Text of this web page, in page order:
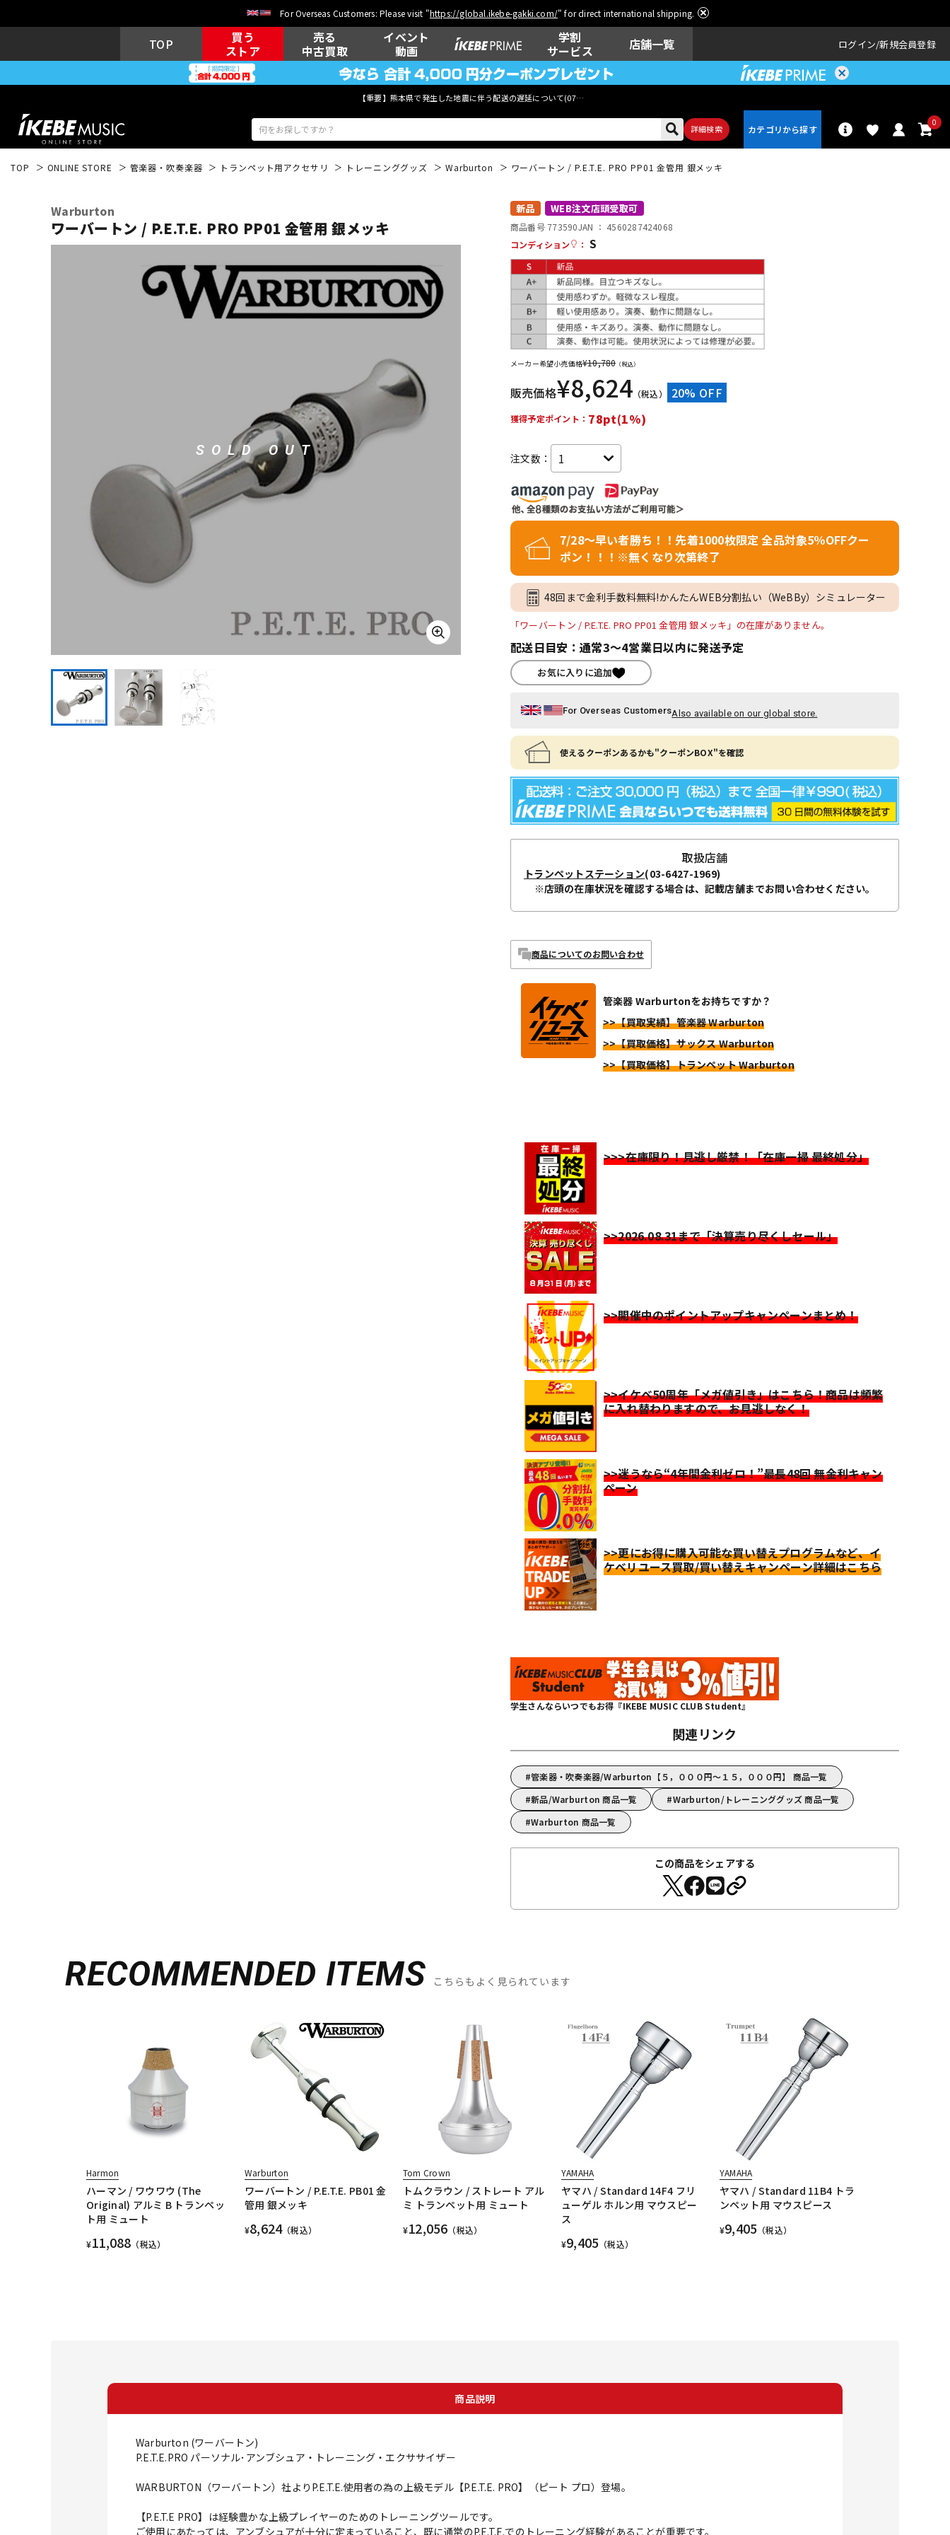
For Overseas Customers: Please visit "https://global.ikebe-gakki.com/" for direct international shipping.
TOP
買う
ストア
売る
中古買取
イベント
動画
学割
サービス
店舗一覧 ログイン 新規会員登録
【重要】熊本県で発生した地震に伴う配送の遅延について(07月29日
詳細検索
0
ウクレレ
キーボード 電子ピアノ 管楽器 その他楽器
DTM オンラ レコーディン
グ機器
配信/ライブ
機器
ヴィンテージ
TOP ONLINE STORE 管楽器・吹奏楽器 トランペット用アクセサリ トレーニンググッズ Warburton ワーバートン / P.E.T.E. PRO PP01 金管用 銀メッキ
Warburton
ワーバートン / P.E.T.E. PRO PP01 金管用 銀メッキ
SOLD OUT
新品 WEB注文店頭受取可
商品番号 773590JAN ： 4560287424068
コンディション
： S
メーカー希望小売価格¥10,780 （税込）
販売価格¥8,624（税込） 20% OFF
獲得予定ポイント： 78pt(1%)
注文数：
7/28～早い者勝ち！！先着1000枚限定 全品対象5％OFFクー
ポン！！！※無くなり次第終了
48回まで金利手数料無料!かんたんWEB分割払い（WeBBy）シミュレーター
「ワーバートン / P.E.T.E. PRO PP01 金管用 銀メッキ」の在庫がありません。
配送日目安：通常3～4営業日以内に発送予定
お気に入りに追加
For Overseas CustomersAlso available on our global store.
使えるクーポンあるかも"クーポンBOX"を確認
取扱店舗
トランペットステーション(03-6427-1969)
※店頭の在庫状況を確認する場合は、記載店舗までお問い合わせください。
商品についてのお問い合わせ
管楽器 Warburtonをお持ちですか？
>>【買取実績】管楽器 Warburton
>>【買取価格】サックス Warburton
>>【買取価格】トランペット Warburton
>>>在庫限り！見逃し厳禁！「在庫一掃 最終処分」
>>2026.08.31まで「決算売り尽くしセール」
>>開催中のポイントアップキャンペーンまとめ！
>>イケベ50周年「メガ値引き」はこちら！商品は頻繁
に入れ替わりますので、お見逃しなく！
>>迷うなら“4年間金利ゼロ！”最長48回 無金利キャン
ペーン
>>更にお得に購入可能な買い替えプログラムなど、イ
ケベリユース買取/買い替えキャンペーン詳細はこちら
学生さんならいつでもお得『IKEBE MUSIC CLUB Student』
関連リンク
管楽器・吹奏楽器/Warburton【５，０００円～１５，０００円】 商品一覧
新品/Warburton 商品一覧
Warburton/トレーニンググッズ 商品一覧
Warburton 商品一覧
この商品をシェアする
RECOMMENDED ITEMS こちらもよく見られています
Harmon
ハーマン / ワウワウ (The
Original) アルミ B トランペッ
ト用 ミュート
¥11,088 （税込）
Warburton
ワーバートン / P.E.T.E. PB01 金
管用 銀メッキ
¥8,624（税込）
Tom Crown
トムクラウン / ストレート アル
ミ トランペット用 ミュート
¥12,056 （税込）
YAMAHA
ヤマハ / Standard 14F4 フリ
ューゲル ホルン用 マウスピー
ス
¥9,405 （税込）
YAMAHA
ヤマハ / Standard 11B4 トラ
ンペット用 マウスピース
¥9,405 （税込）
商品説明
Warburton (ワーバートン)
P.E.T.E.PRO パーソナル･アンブシュア・トレーニング・エクササイザー
WARBURTON（ワーバートン）社よりP.E.T.E.使用者の為の上級モデル【P.E.T.E. PRO】（ピート プロ）登場。
【P.E.T.E PRO】は経験豊かな上級プレイヤーのためのトレーニングツールです。
ご使用にあたっては、アンブシュアが十分に定まっていること、既に通常のP.E.T.E.でのトレーニング経験があることが重要です。